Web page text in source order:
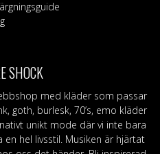
SHOCK
med kläder som passar
goth, burlesk, 70’s, emo kläder
unikt mode där vi inte bara
hel livsstil. Musiken är hjärtat